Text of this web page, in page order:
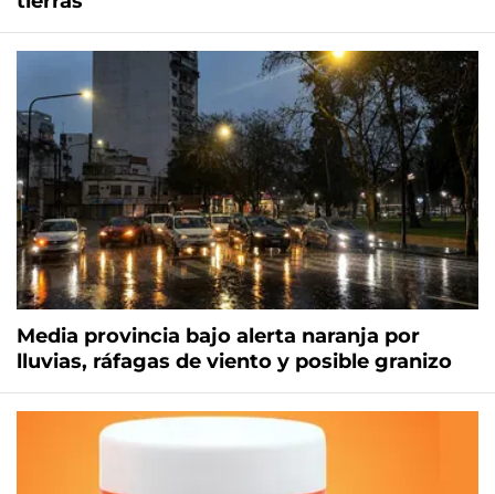
Media provincia bajo alerta naranja por
lluvias, ráfagas de viento y posible granizo